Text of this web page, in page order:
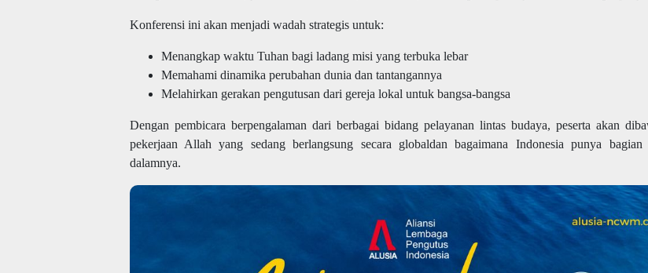
Konferensi ini akan menjadi wadah strategis untuk:
Menangkap waktu Tuhan bagi ladang misi yang terbuka lebar
Memahami dinamika perubahan dunia dan tantangannya
Melahirkan gerakan pengutusan dari gereja lokal untuk bangsa-bangsa
Dengan pembicara berpengalaman dari berbagai bidang pelayanan lintas budaya, peserta akan
pekerjaan Allah yang sedang berlangsung secara globaldan bagaimana Indonesia punya
dalamnya.